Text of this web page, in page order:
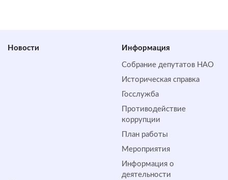
Новости Информация
Собрание депутатов НАО
Историческая справка
Госслужба
Противодействие
коррупции
План работы
Мероприятия
Информация о
деятельности